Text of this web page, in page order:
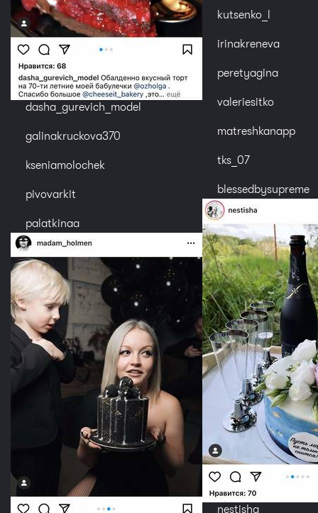
dasha_gurevich_model
galinakruckova370
kseniamolochek
pivovarkit
palatkinaa
kutsenko_l
irinakreneva
peretyagina
valeriesitko
matreshkanapp
tks_07
blessedbysupreme
nestisha